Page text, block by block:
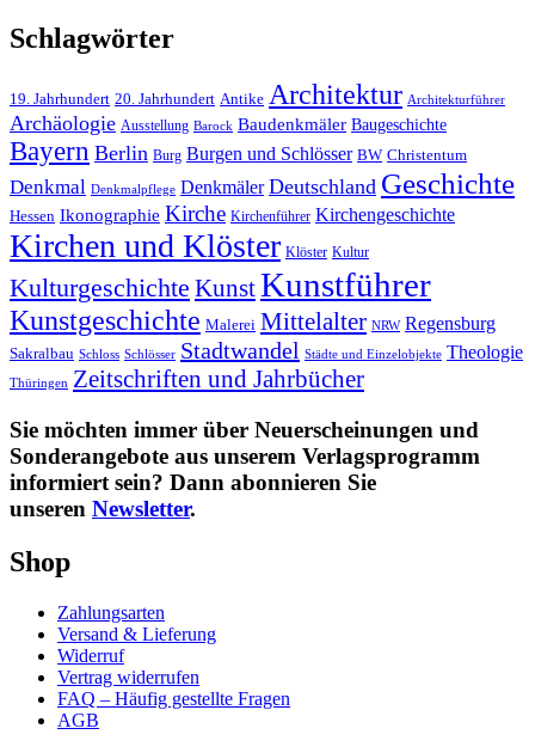
Schlagwörter
19. Jahrhundert 20. Jahrhundert Antike Architektur Architekturführer
Archäologie Ausstellung Barock Baudenkmäler Baugeschichte
Bayern Berlin Burg Burgen und Schlösser BW Christentum
Denkmal Denkmalpflege Denkmäler Deutschland Geschichte
Hessen Ikonographie Kirche Kirchenführer Kirchengeschichte
Kirchen und Klöster Klöster Kultur
Kulturgeschichte KunstKunstführer
Kunstgeschichte Malerei Mittelalter NRW Regensburg
Sakralbau Schloss Schlösser Stadtwandel Städte und Einzelobjekte Theologie
Thüringen Zeitschriften und Jahrbücher
Sie möchten immer über Neuerscheinungen und
Sonderangebote aus unserem Verlagsprogramm
informiert sein? Dann abonnieren Sie
unseren Newsletter.
Shop
Zahlungsarten
Versand & Lieferung
Widerruf
Vertrag widerrufen
FAQ – Häufig gestellte Fragen
AGB